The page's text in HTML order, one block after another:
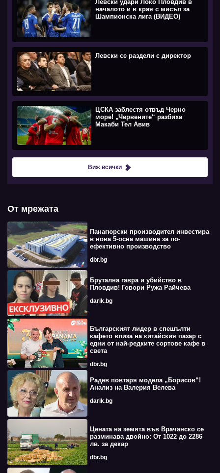
Левски удари Локо Пловдив в
началото и в края с мисъл за
Шампионска лига (ВИДЕО)
Левски се раздели с директор
ЦСКА заблестя отвъд Черно
море! „Червените“ разбиха
Макаби Тел Авив
Виж всички
От мрежата
Панагюрски производител инвестира
в нова 5-осна машина за по-
ефективно производство
dbr.bg
Брутална гавра и убийство в
Пловдив! Говори Ружа Райчева
darik.bg
Българският лидер в спешълти
кафето влиза на китайския пазар с
едни от най-редките сортове кафе в
света
dbr.bg
Радев повтаря модела „Борисов“!
Анализ на Валерия Велева
darik.bg
Цената на земята във Врачанско се
разминава двойно: От 1022 до 2286
лв. за декар
dbr.bg